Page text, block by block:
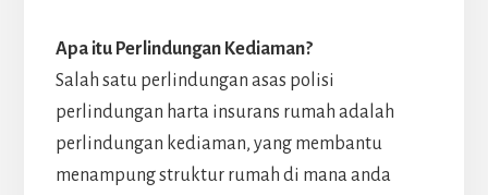
Apa itu Perlindungan Kediaman?
Salah satu perlindungan asas polisi
perlindungan harta insurans rumah adalah
perlindungan kediaman, yang membantu
menampung struktur rumah di mana anda